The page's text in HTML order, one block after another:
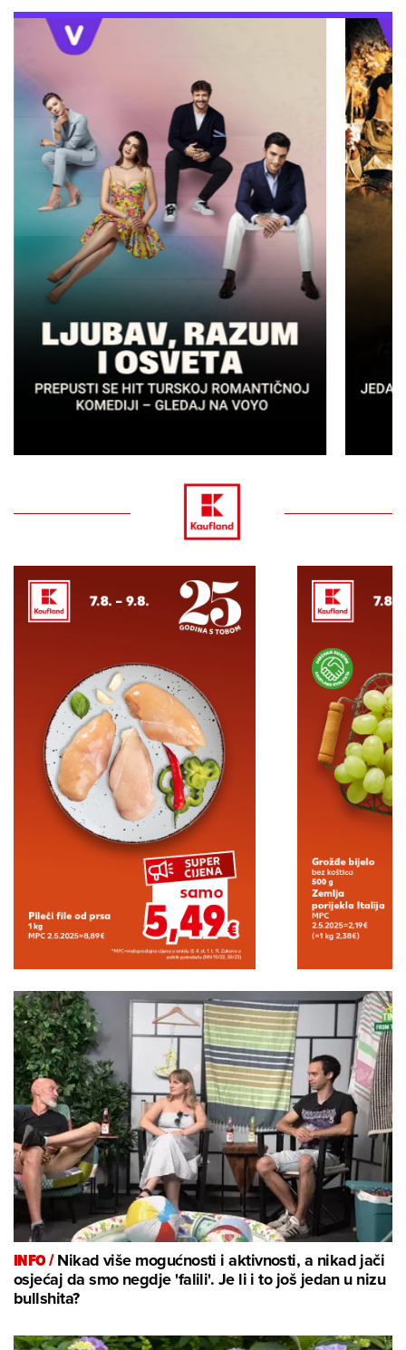
INFO /Nikad više mogućnosti i aktivnosti, a nikad jači
osjećaj da smo negdje 'falili'. Je li i to još jedan u nizu
bullshita?